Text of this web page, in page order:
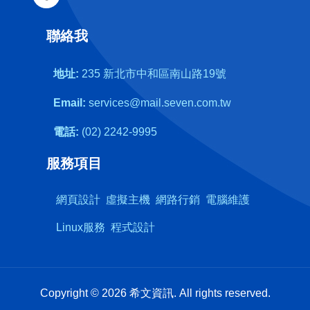
聯絡我
地址: 235 新北市中和區南山路19號
Email: services@mail.seven.com.tw
電話: (02) 2242-9995
服務項目
網頁設計 虛擬主機 網路行銷 電腦維護
Linux服務 程式設計
Copyright © 2026 希文資訊. All rights reserved.